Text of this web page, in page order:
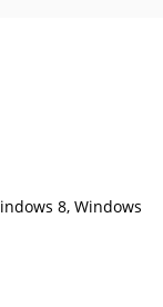
8, Windows